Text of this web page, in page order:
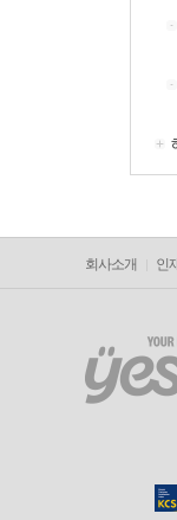
회사소개 인